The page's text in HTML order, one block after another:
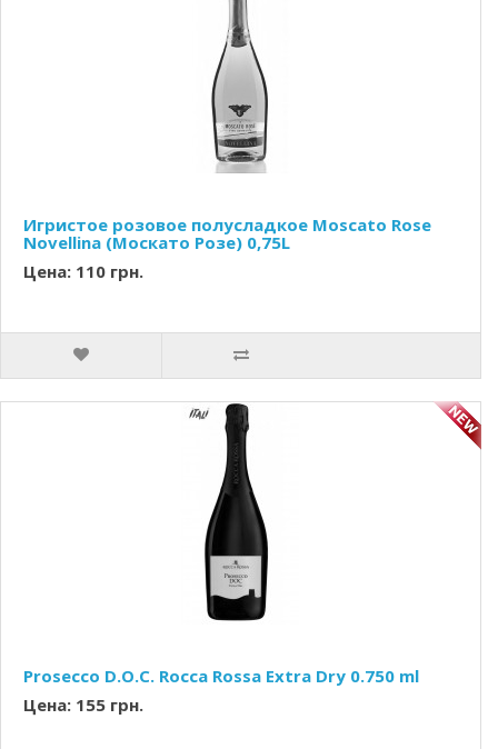
Игристое розовое полусладкое Moscato Rose
Novellina (Москато Розе) 0,75L
Цена: 110 грн.
Prosecco D.O.C. Rocca Rossa Extra Dry 0.750 ml
Цена: 155 грн.